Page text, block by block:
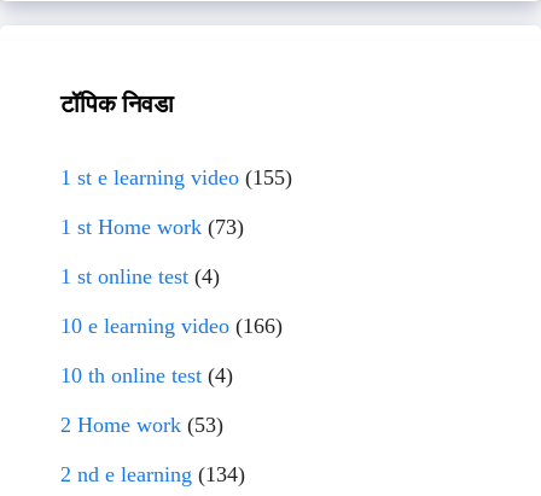
टॉपिक निवडा
1 st e learning video (155)
1 st Home work (73)
1 st online test (4)
10 e learning video (166)
10 th online test (4)
2 Home work (53)
2 nd e learning (134)